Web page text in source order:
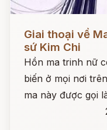
Giai thoại về
sứ Kim Chi
Hồn ma trinh nữ
biến ở mọi nơi
ma này được gọi